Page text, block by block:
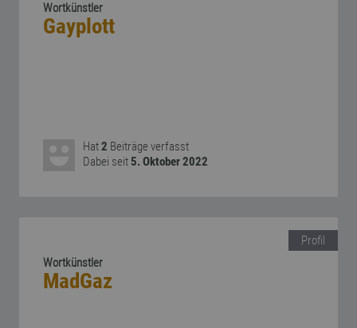
Wortkünstler
Gayplott
Hat2 Beiträge verfasst
Dabei seit 5. Oktober 2022
Profil
Wortkünstler
MadGaz